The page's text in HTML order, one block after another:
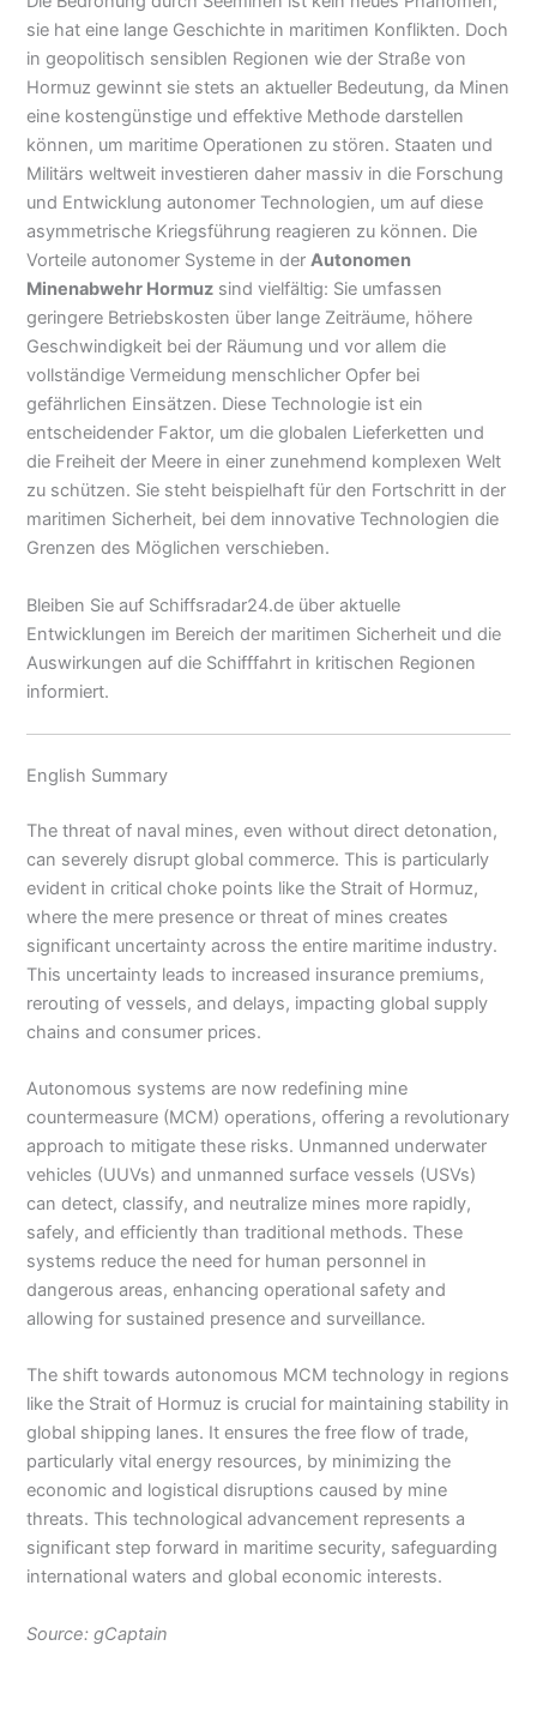
sie hat eine lange Geschichte in maritimen Konflikten. Doch
in geopolitisch sensiblen Regionen wie der Straße von
Hormuz gewinnt sie stets an aktueller Bedeutung, da Minen
eine kostengünstige und effektive Methode darstellen
können, um maritime Operationen zu stören. Staaten und
Militärs weltweit investieren daher massiv in die Forschung
und Entwicklung autonomer Technologien, um auf diese
asymmetrische Kriegsführung reagieren zu können. Die
Vorteile autonomer Systeme in derAutonomen
Minenabwehr Hormuz sind vielfältig: Sie umfassen
geringere Betriebskosten über lange Zeiträume, höhere
Geschwindigkeit bei der Räumung und vor allem die
vollständige Vermeidung menschlicher Opfer bei
gefährlichen Einsätzen. Diese Technologie ist ein
entscheidender Faktor, um die globalen Lieferketten und
die Freiheit der Meere in einer zunehmend komplexen Welt
zu schützen. Sie steht beispielhaft für den Fortschritt in der
maritimen Sicherheit, bei dem innovative Technologien die
Grenzen des Möglichen verschieben.
Bleiben Sie auf Schiffsradar24.de über aktuelle
Entwicklungen im Bereich der maritimen Sicherheit und die
Auswirkungen auf die Schifffahrt in kritischen Regionen
informiert.
English Summary
The threat of naval mines, even without direct detonation,
can severely disrupt global commerce. This is particularly
evident in critical choke points like the Strait of Hormuz,
where the mere presence or threat of mines creates
significant uncertainty across the entire maritime industry.
This uncertainty leads to increased insurance premiums,
rerouting of vessels, and delays, impacting global supply
chains and consumer prices.
Autonomous systems are now redefining mine
countermeasure (MCM) operations, offering a revolutionary
approach to mitigate these risks. Unmanned underwater
vehicles (UUVs) and unmanned surface vessels (USVs)
can detect, classify, and neutralize mines more rapidly,
safely, and efficiently than traditional methods. These
systems reduce the need for human personnel in
dangerous areas, enhancing operational safety and
allowing for sustained presence and surveillance.
The shift towards autonomous MCM technology in regions
like the Strait of Hormuz is crucial for maintaining stability in
global shipping lanes. It ensures the free flow of trade,
particularly vital energy resources, by minimizing the
economic and logistical disruptions caused by mine
threats. This technological advancement represents a
significant step forward in maritime security, safeguarding
international waters and global economic interests.
Source: gCaptain